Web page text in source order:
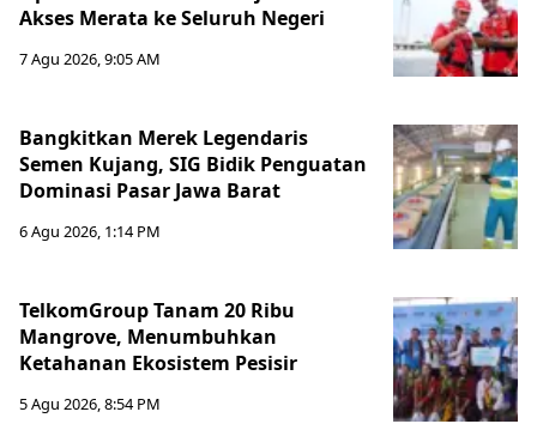
Akses Merata ke Seluruh Negeri
7 Agu 2026, 9:05 AM
Bangkitkan Merek Legendaris
Semen Kujang, SIG Bidik Penguatan
Dominasi Pasar Jawa Barat
6 Agu 2026, 1:14 PM
TelkomGroup Tanam 20 Ribu
Mangrove, Menumbuhkan
Ketahanan Ekosistem Pesisir
5 Agu 2026, 8:54 PM